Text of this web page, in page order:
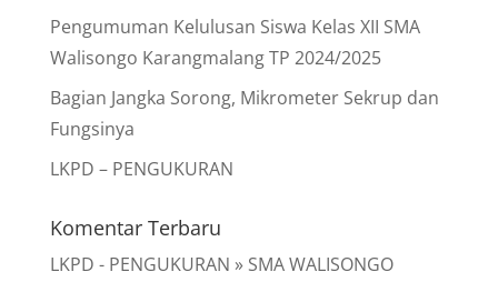
Pengumuman Kelulusan Siswa Kelas XII SMA
Walisongo Karangmalang TP 2024/2025
Bagian Jangka Sorong, Mikrometer Sekrup dan
Fungsinya
LKPD – PENGUKURAN
Komentar Terbaru
LKPD - PENGUKURAN » SMA WALISONGO